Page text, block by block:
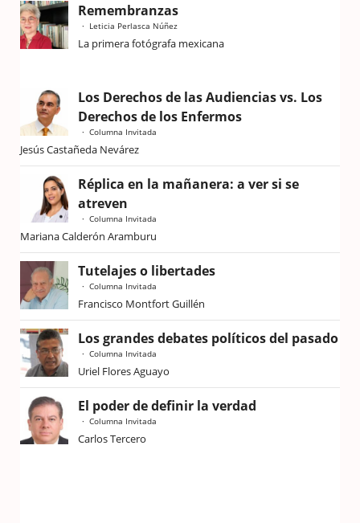
Remembranzas
Leticia Perlasca Núñez
La primera fotógrafa mexicana
Los Derechos de las Audiencias vs. Los
Derechos de los Enfermos
Columna Invitada
Jesús Castañeda Nevárez
Réplica en la mañanera: a ver si se
atreven
Columna Invitada
Mariana Calderón Aramburu
Tutelajes o libertades
Columna Invitada
Francisco Montfort Guillén
Los grandes debates políticos del pasado
Columna Invitada
Uriel Flores Aguayo
El poder de definir la verdad
Columna Invitada
Carlos Tercero